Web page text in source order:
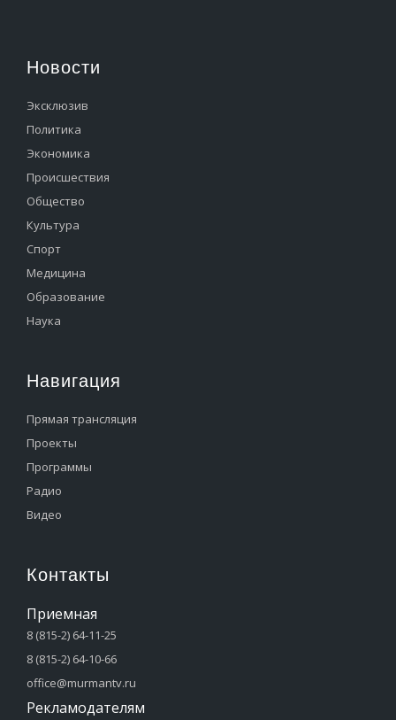
Новости
Эксклюзив
Политика
Экономика
Происшествия
Общество
Культура
Спорт
Медицина
Образование
Наука
Навигация
Прямая трансляция
Проекты
Программы
Радио
Видео
Контакты
Приемная
8 (815-2) 64-11-25
8 (815-2) 64-10-66
office@murmantv.ru
Рекламодателям